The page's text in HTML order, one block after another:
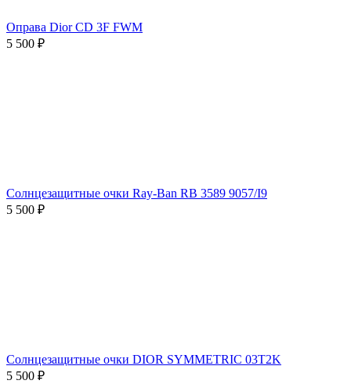
Оправа Dior CD 3F FWM
5 500 ₽
Солнцезащитные очки Ray-Ban RB 3589 9057/I9
5 500 ₽
Солнцезащитные очки DIOR SYMMETRIC 03T2K
5 500 ₽